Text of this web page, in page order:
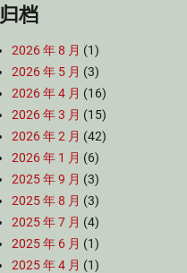
归档
2026 年 8 月 (1)
2026 年 5 月 (3)
2026 年 4 月 (16)
2026 年 3 月 (15)
2026 年 2 月 (42)
2026 年 1 月 (6)
2025 年 9 月 (3)
2025 年 8 月 (3)
2025 年 7 月 (4)
2025 年 6 月 (1)
2025 年 4 月 (1)